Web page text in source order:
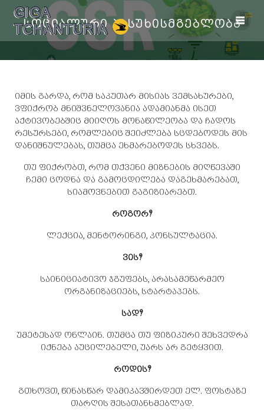
სოციალური პასუხისმგებლობა
იმის გარდა, რომ საკუთარ მისიას ვემსახურები,
ვფიქრობ მნიშვნელოვანია ადამიანმა ისეთ
აქტივობებშიც მიიღოს მონაწილეობა და ჩადოს
რესურსები, რომლებიც შეიძლება სცდებოდეს მის
დანიშნულებას, თუმცა ეხმარებოდეს სხვებს.
თუ ფიქრობთ, რომ თქვენი მიზნების მიღწევაში
ჩემი ცოდნა და გამოცდილება დაგეხმარებათ,
სიამოვნებით გაგიზიარებთ.
როგორ?
ლექცია, მენტორინგი, კონსულტაცია.
ვის?
საინიციატივო ჯგუფებს, არასამეწარმეო
ორგანიზაციებს, სტარტაპებს.
სად?
უმეტესად ონლაინ. თუმცა თუ ფიზიკური შეხვედრა
იქნება აუცილებელი, უარს არ გეტყვით.
როდის?
გთხოვთ, წინასწარ დამიკავშირდეთ ელ. ფოსტაზე
თარღის შესათანხმებლად.